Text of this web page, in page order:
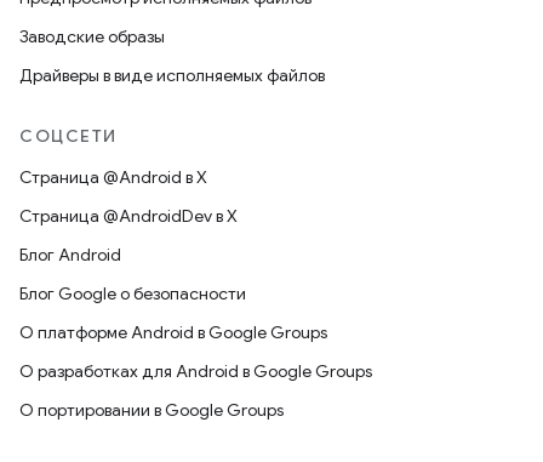
Заводские образы
Драйверы в виде исполняемых файлов
СОЦСЕТИ
Страница @Android в X
Страница @AndroidDev в X
Блог Android
Блог Google о безопасности
О платформе Android в Google Groups
О разработках для Android в Google Groups
О портировании в Google Groups